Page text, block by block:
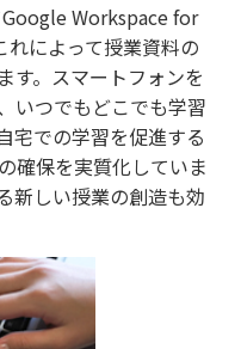
Workspace for
によって授業資料の
す。スマートフォンを
いつでもどこでも学習
宅での学習を促進する
確保を実質化していま
新しい授業の創造も効